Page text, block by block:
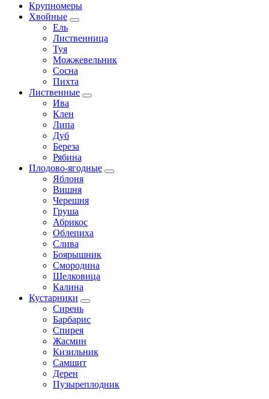
Крупномеры
Хвойные
Ель
Лиственница
Туя
Можжевельник
Сосна
Пихта
Лиственные
Ива
Клен
Липа
Дуб
Береза
Рябина
Плодово-ягодные
Яблоня
Вишня
Черешня
Груша
Абрикос
Облепиха
Слива
Боярышник
Смородина
Шелковица
Калина
Кустарники
Сирень
Барбарис
Спирея
Жасмин
Кизильник
Самшит
Дерен
Пузыреплодник